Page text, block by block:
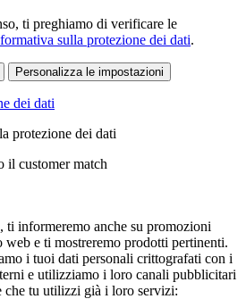
ti preghiamo di verificare le
sulla protezione dei dati.
Personalizza le impostazioni
dei dati
protezione dei dati
il customer match
ti informeremo anche su promozioni
web e ti mostreremo prodotti pertinenti.
i tuoi dati personali crittografati con i
e utilizziamo i loro canali pubblicitari
che tu utilizzi già i loro servizi: